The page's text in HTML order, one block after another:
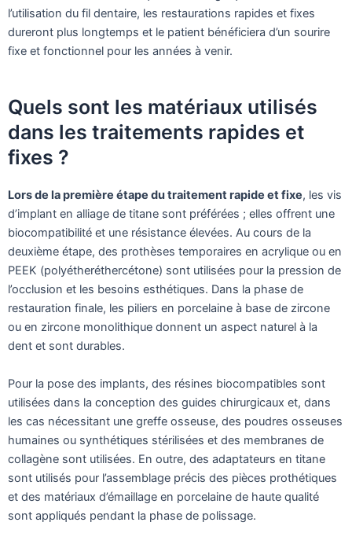
l’utilisation du fil dentaire, les restaurations rapides et fixes
dureront plus longtemps et le patient bénéficiera d’un sourire
fixe et fonctionnel pour les années à venir.
Quels sont les matériaux utilisés
dans les traitements rapides et
fixes ?
Lors de la première étape du traitement rapide et fixe, les vis
d’implant en alliage de titane sont préférées ; elles offrent une
biocompatibilité et une résistance élevées. Au cours de la
deuxième étape, des prothèses temporaires en acrylique ou en
PEEK (polyétheréthercétone) sont utilisées pour la pression de
l’occlusion et les besoins esthétiques. Dans la phase de
restauration finale, les piliers en porcelaine à base de zircone
ou en zircone monolithique donnent un aspect naturel à la
dent et sont durables.
Pour la pose des implants, des résines biocompatibles sont
utilisées dans la conception des guides chirurgicaux et, dans
les cas nécessitant une greffe osseuse, des poudres osseuses
humaines ou synthétiques stérilisées et des membranes de
collagène sont utilisées. En outre, des adaptateurs en titane
sont utilisés pour l’assemblage précis des pièces prothétiques
et des matériaux d’émaillage en porcelaine de haute qualité
sont appliqués pendant la phase de polissage.